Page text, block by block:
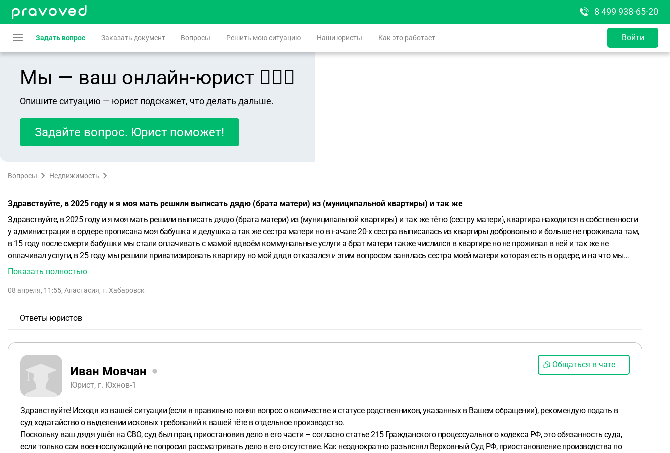
8 499 938-65-20
Задать вопрос Заказать документ Вопросы Решить мою ситуацию Наши юристы Как это работает Войти
Мы — ваш онлайн-юрист 👨🏻‍⚖️
Опишите ситуацию — юрист подскажет, что делать дальше.
Задайте вопрос. Юрист поможет!
Вопросы Недвижимость
Здравствуйте, в 2025 году и я моя мать решили выписать дядю (брата матери) из (муниципальной квартиры) и так же
Здравствуйте, в 2025 году и я моя мать решили выписать дядю (брата матери) из (муниципальной квартиры) и так же тётю (сестру матери), квартира находится в собственности
у администрации в ордере прописана моя бабушка и дедушка а так же сестра матери но в начале 20-х сестра выписалась из квартиры добровольно и больше не проживала там,
в 15 году после смерти бабушки мы стали оплачивать с мамой вдвоём коммунальные услуги а брат матери также числился в квартире но не проживал в ней и так же не
оплачивал услуги, в 25 году мы решили приватизировать квартиру но мой дядя отказался и этим вопросом занялась сестра моей матери которая есть в ордере, и на что мы
услышали отказ от приватизации в связи с этим подали иск в суд о признании утратевшим право пользования жилым помещеним (сестру) и снятия с регистрационного учёта
преостановили из-за того что брат матери подписал контракт и ушёл в зону СВО, как поступить в данной ситуации? Подскажите советом.
Показать полностью
08 апреля, 11:55, Анастасия, г. Хабаровск
Ответы юристов
Иван Мовчан
Юрист, г. Юхнов-1
Общаться в чате
Здравствуйте! Исходя из вашей ситуации (если я правильно понял вопрос о количестве и статусе родственников, указанных в Вашем обращении), рекомендую подать в
суд ходатайство о выделении исковых требований к вашей тёте в отдельное производство.
Поскольку ваш дядя ушёл на СВО, суд был прав, приостановив дело в его части – согласно статье 215 Гражданского процессуального кодекса РФ, это обязанность суда,
если только сам военнослужащий не попросил рассматривать дело в его отсутствие. Как неоднократно разъяснял Верховный Суд РФ, приостановление производства по